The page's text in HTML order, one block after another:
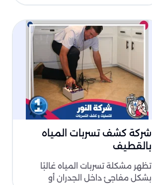
شركة كشف تسربات المياه
بالقطيف
تظهر مشكلة تسربات المياه غالبًا
بشكل مفاجئ داخل الجدران أو